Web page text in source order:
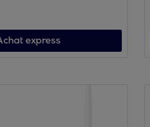
express